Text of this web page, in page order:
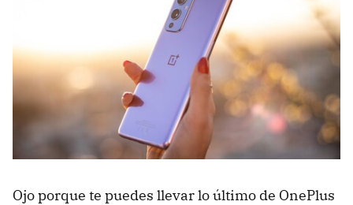
Ojo porque te puedes llevar lo último de OnePlus